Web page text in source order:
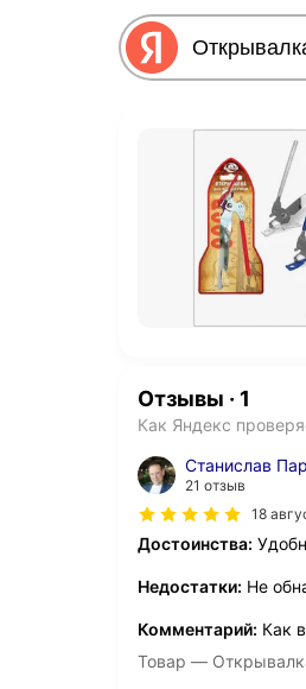
Отзывы · 1
Как Яндекс
Станислав
21 отзыв
18
Достоинства:
Недостатки: Не
Комментарий: Как
Товар —